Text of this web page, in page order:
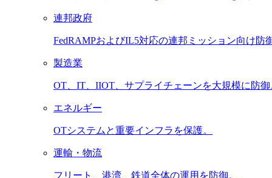
連邦政府
FedRAMPおよびIL5対応の連邦ミッション向け防御
製造業
OT、IT、IIOT、サプライチェーンを大規模に防御
エネルギー
OTシステムと重要インフラを保護。
運輸・物流
フリート、港湾、鉄道全体の運用を防御。